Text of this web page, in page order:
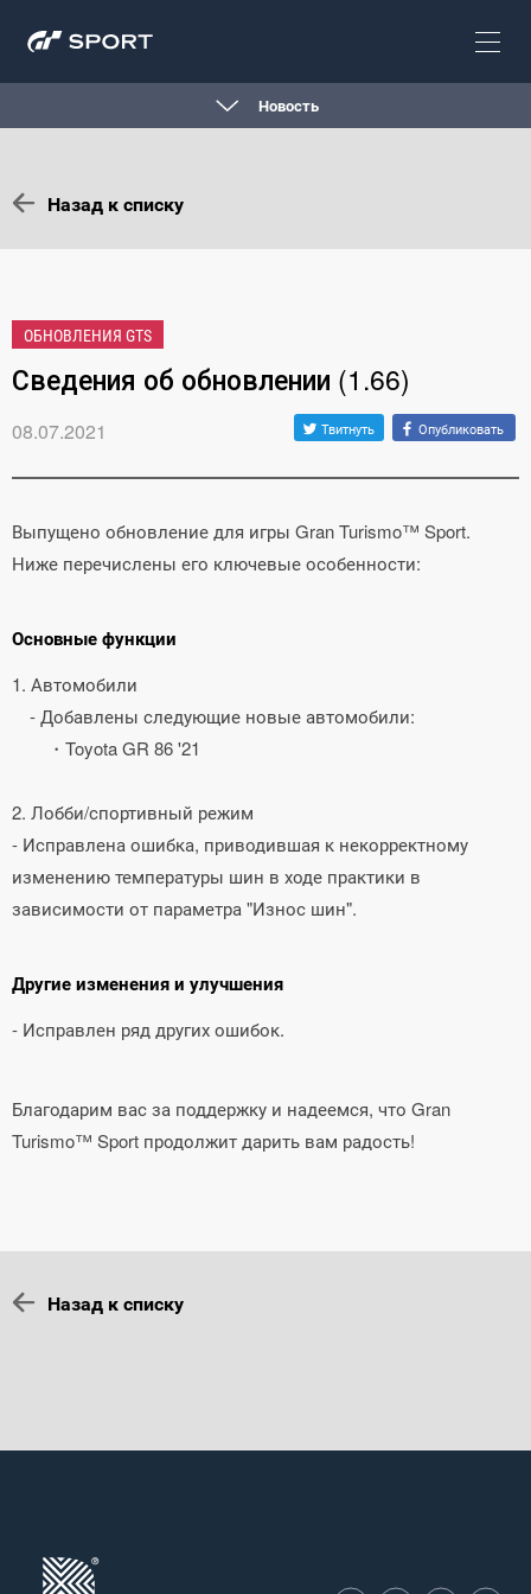
Новость
Назад к списку
ОБНОВЛЕНИЯ GTS
Сведения об обновлении (1.66)
08.07.2021 Твитнуть Опубликовать
Выпущено обновление для игры Gran Turismo™ Sport.
Ниже перечислены его ключевые особенности:
Основные функции
1. Автомобили
- Добавлены следующие новые автомобили:
・Toyota GR 86 '21
2. Лобби/спортивный режим
- Исправлена ошибка, приводившая к некорректному
изменению температуры шин в ходе практики в
зависимости от параметра "Износ шин".
Другие изменения и улучшения
- Исправлен ряд других ошибок.
Благодарим вас за поддержку и надеемся, что Gran
Turismo™ Sport продолжит дарить вам радость!
Назад к списку